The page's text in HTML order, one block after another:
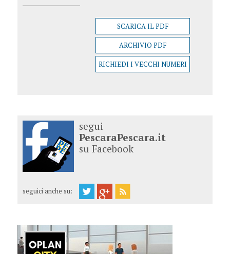
SCARICA IL PDF
ARCHIVIO PDF
RICHIEDI I VECCHI NUMERI
segui
PescaraPescara.it
su Facebook
seguici anche su: